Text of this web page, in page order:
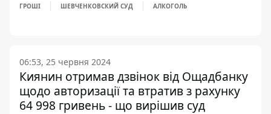
ГРОШІ ШЕВЧЕНКОВСКИЙ СУД АЛКОГОЛЬ
06:53, 25 червня 2024
Киянин отримав дзвінок від Ощадбанку
щодо авторизації та втратив з рахунку
64 998 гривень - що вирішив суд